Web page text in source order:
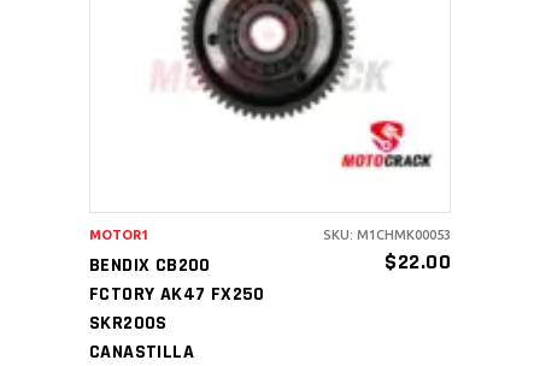
AÑADIR AL CARRITO
BENDIX CB200
FCTORY AK47 FX250
SKR200S
CANASTILLA
$22.00
MOTOR1 SKU: M1CHMK00053